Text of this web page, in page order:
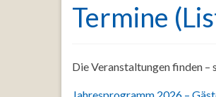
Termine
Die Veranstaltungen finden